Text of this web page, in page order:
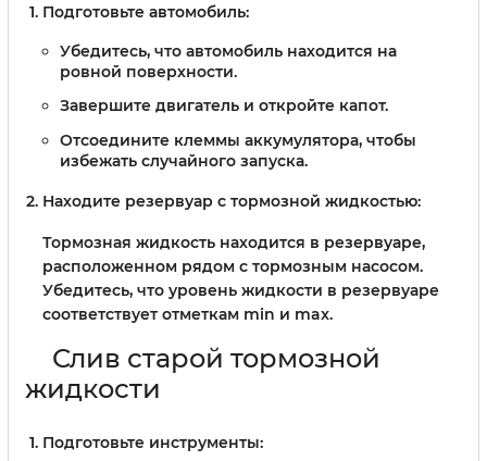
Подготовьте автомобиль:
Убедитесь, что автомобиль находится на
ровной поверхности.
Завершите двигатель и откройте капот.
Отсоедините клеммы аккумулятора, чтобы
избежать случайного запуска.
Находите резервуар с тормозной жидкостью:
Тормозная жидкость находится в резервуаре,
расположенном рядом с тормозным насосом.
Убедитесь, что уровень жидкости в резервуаре
соответствует отметкам min и max.
Слив старой тормозной
жидкости
Подготовьте инструменты: